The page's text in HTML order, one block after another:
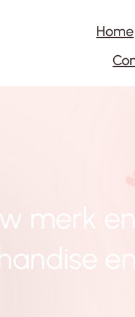
Home
merk